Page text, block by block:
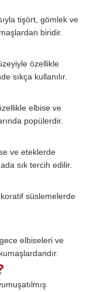
tişört, gömlek ve
biridir.
özellikle
sıkça kullanılır.
elbise ve
popülerdir.
ve eteklerde
sık tercih edilir.
süslemelerde
elbiseleri ve